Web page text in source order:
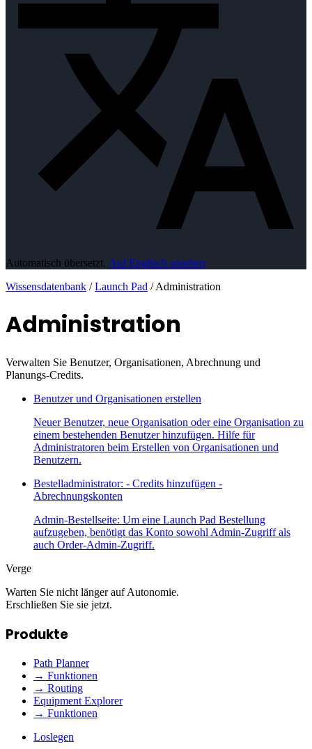
Automatisch übersetzt. Auf Englisch ansehen
Wissensdatenbank / Launch Pad / Administration
Administration
Verwalten Sie Benutzer, Organisationen, Abrechnung und
Planungs-Credits.
Benutzer und Organisationen erstellen
Neuer Benutzer, neue Organisation oder eine Organisation zu
einem bestehenden Benutzer hinzufügen. Hilfe für
Administratoren beim Erstellen von Organisationen und
Benutzern.
Bestelladministrator: - Credits hinzufügen -
Abrechnungskonten
Admin-Bestellseite: Um eine Launch Pad Bestellung
aufzugeben, benötigt das Konto sowohl Admin-Zugriff als
auch Order-Admin-Zugriff.
Verge
Warten Sie nicht länger auf Autonomie.
Erschließen Sie sie jetzt.
Produkte
Path Planner
→ Funktionen
→ Routing
Equipment Explorer
→ Funktionen
Loslegen